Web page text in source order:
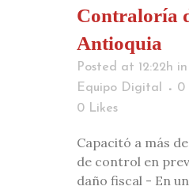
Contraloría
Antioquia
Posted at 12:22h in
Equipo Digital
0
0 Likes
Capacitó a más
de control en
daño fiscal - En